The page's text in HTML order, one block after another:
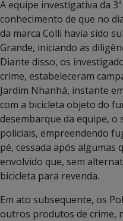
A equipe investigativa da
conhecimento de que no
da marca Colli havia sido
Grande, iniciando as
Diante disso, os
crime, estabeleceram
Jardim Nhanhá, instante
com a bicicleta objeto do
desembarque da equipe,
policiais, empreendendo
pé, cessada após algumas
envolvido que, sem
bicicleta para revenda.
Em ato subsequente, os
outros produtos de crime,